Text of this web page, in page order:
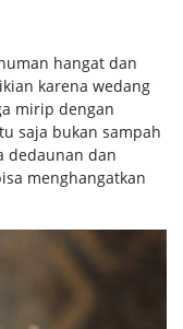
hangat dan
karena wedang
mirip dengan
saja bukan sampah
dedaunan dan
menghangatkan